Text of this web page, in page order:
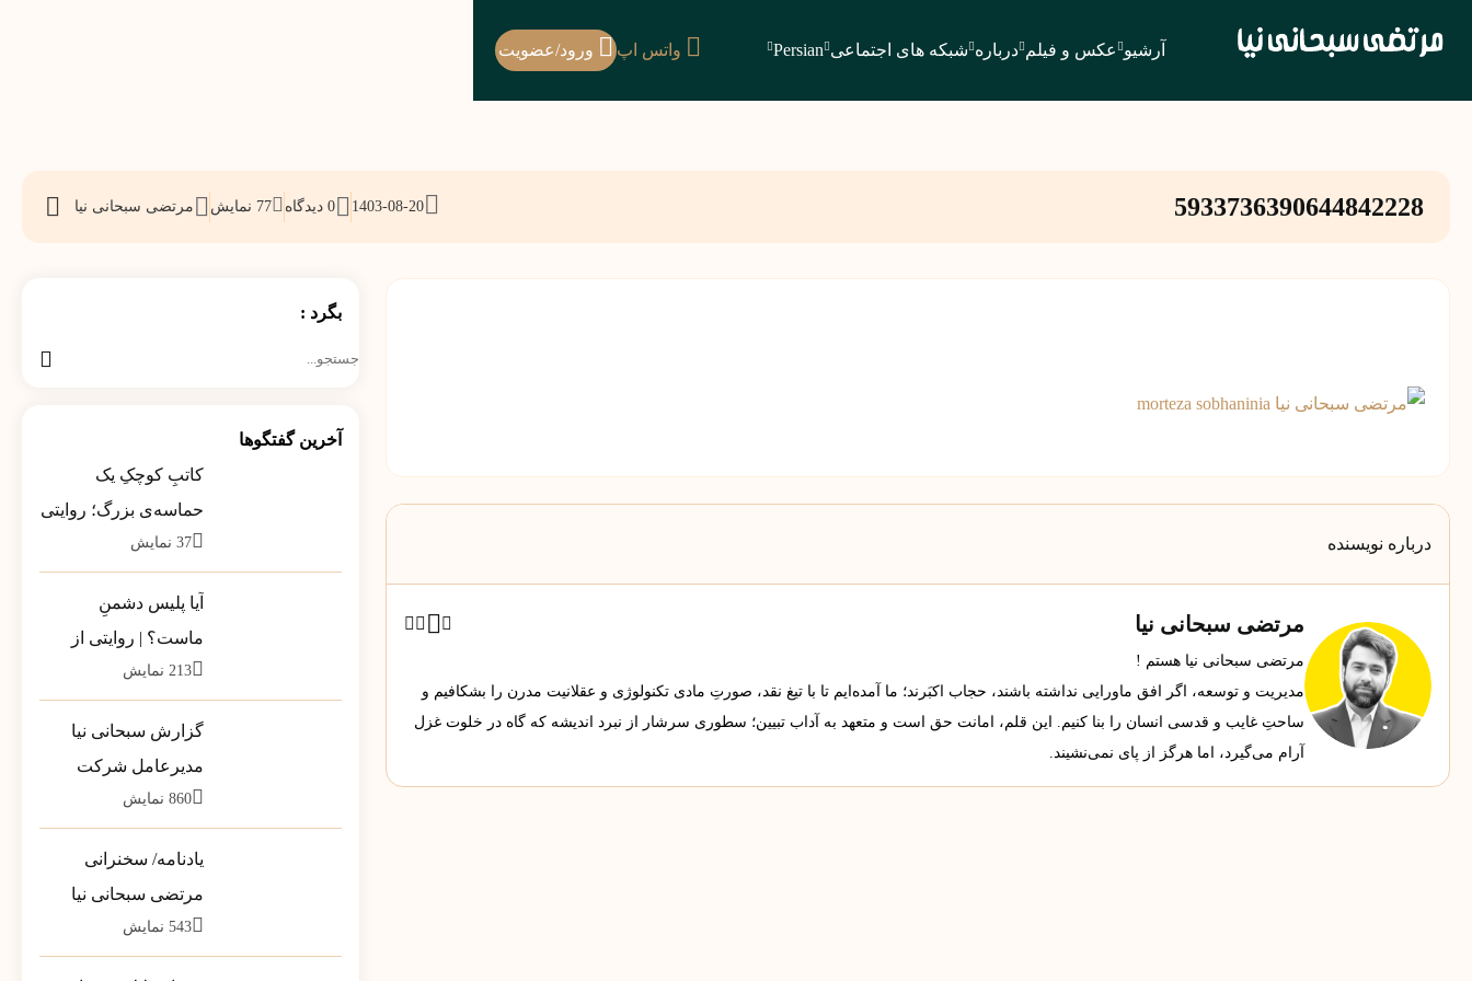
آرشیو عکس و فیلم درباره شبکه های اجتماعی Persian واتس اپ ورود/عضویت
5933736390644842228
1403-08-20 0 دیدگاه 77 نمایش مرتضی سبحانی نیا
درباره نویسنده
مرتضی سبحانی نیا
مرتضی سبحانی نیا هستم !
مدیریت و توسعه، اگر افق ماورایی نداشته باشند، حجاب اکبَرند؛ ما آمده‌ایم تا با تیغ نقد، صورتِ مادی تکنولوژی و عقلانیت مدرن را بشکافیم و
ساحتِ غایب و قدسی انسان را بنا کنیم. این قلم، امانت حق است و متعهد به آداب تبیین؛ سطوری سرشار از نبرد اندیشه که گاه در خلوت غزل
آرام می‌گیرد، اما هرگز از پای نمی‌نشیند.
بگرد :
آخرین گفتگوها
کاتبِ کوچکِ یک
حماسه‌ی بزرگ؛ روایتی
از بارِ سنگینِ کلمات در
37 نمایش
آیا پلیس دشمنِ
ماست؟ | روایتی از
تله‌ی خطرناکِ «ضلع
213 نمایش
گزارش سبحانی نیا
مدیرعامل شرکت
پشتیبانی مخازن پارس
860 نمایش
یادنامه/ سخنرانی
مرتضی سبحانی نیا
مشاور وزیر در جمع
543 نمایش